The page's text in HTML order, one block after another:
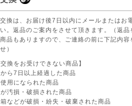
換は、お届け後7日以内にメールまたはお
。返品のご案内をさせて頂きます。（返品
品もありますので、ご連絡の前に下記内容
）
交換をお受けできない商品】
から7日以上経過した商品
使用になられた商品
が汚損・破損された商品
箱などが破損・紛失・破棄された商品